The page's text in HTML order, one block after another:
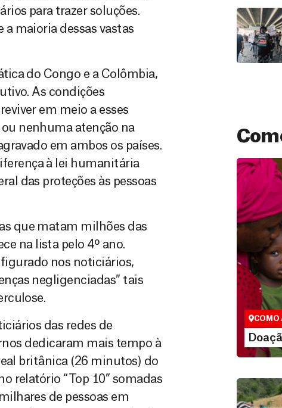
para trazer soluções.
a maioria dessas vastas
do Congo e a Colômbia,
As condições
em meio a esses
nenhuma atenção na
em ambos os países.
à lei humanitária
das proteções às pessoas
que matam milhões das
na lista pelo 4º ano.
nos noticiários,
negligenciadas” tais
das redes de
dedicaram mais tempo à
britânica (26 minutos) do
relatório “Top 10” somadas
de pessoas em
Doação
São as
que nos
vidas em
COMO